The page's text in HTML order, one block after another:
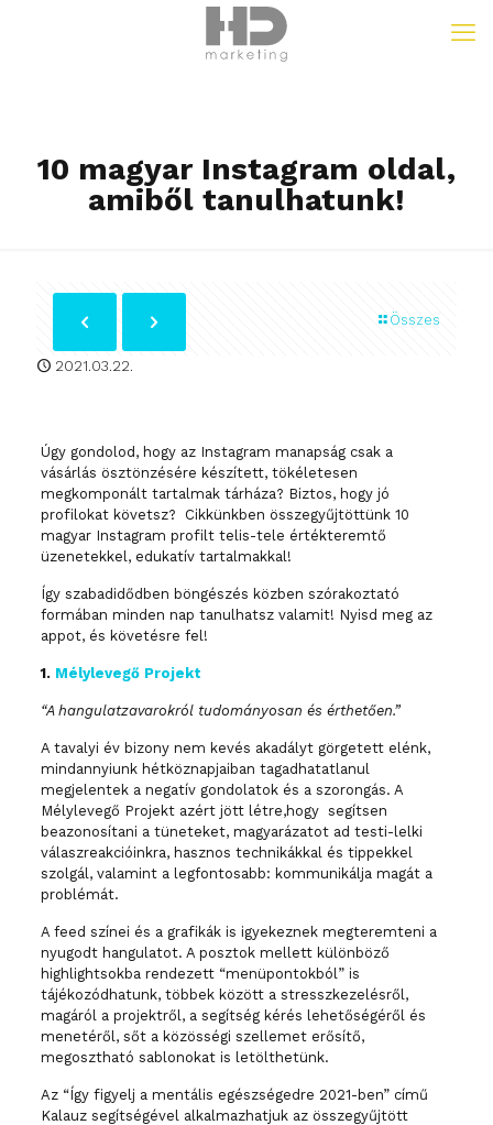
10 magyar Instagram oldal,
amiből tanulhatunk!
Összes
2021.03.22.
Úgy gondolod, hogy az Instagram manapság csak a
vásárlás ösztönzésére készített, tökéletesen
megkomponált tartalmak tárháza? Biztos, hogy jó
profilokat követsz? Cikkünkben összegyűjtöttünk 10
magyar Instagram profilt telis-tele értékteremtő
üzenetekkel, edukatív tartalmakkal!
Így szabadidődben böngészés közben szórakoztató
formában minden nap tanulhatsz valamit! Nyisd meg az
appot, és követésre fel!
1. Mélylevegő Projekt
“A hangulatzavarokról tudományosan és érthetően.”
A tavalyi év bizony nem kevés akadályt görgetett elénk,
mindannyiunk hétköznapjaiban tagadhatatlanul
megjelentek a negatív gondolatok és a szorongás. A
Mélylevegő Projekt azért jött létre,hogy segítsen
beazonosítani a tüneteket, magyarázatot ad testi-lelki
válaszreakcióinkra, hasznos technikákkal és tippekkel
szolgál, valamint a legfontosabb: kommunikálja magát a
problémát.
A feed színei és a grafikák is igyekeznek megteremteni a
nyugodt hangulatot. A posztok mellett különböző
highlightsokba rendezett “menüpontokból” is
tájékozódhatunk, többek között a stresszkezelésről,
magáról a projektről, a segítség kérés lehetőségéről és
menetéről, sőt a közösségi szellemet erősítő,
megosztható sablonokat is letölthetünk.
Az “Így figyelj a mentális egészségedre 2021-ben” című
Kalauz segítségével alkalmazhatjuk az összegyűjtött